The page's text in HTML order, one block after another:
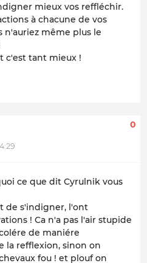
mieux vos reffléchir.
à chacune de vos
n'auriez même plus le
c'est tant mieux !
0
ce que dit Cyrulnik vous
de s'indigner, l'ont
! Ca n'a pas l'air stupide
de maniére
la refflexion, sinon on
fou ! et plouf on